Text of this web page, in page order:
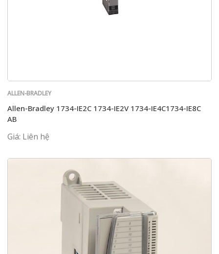
ALLEN-BRADLEY
Allen-Bradley 1734-IE2C 1734-IE2V 1734-IE4C1734-IE8C
AB
Giá: Liên hệ